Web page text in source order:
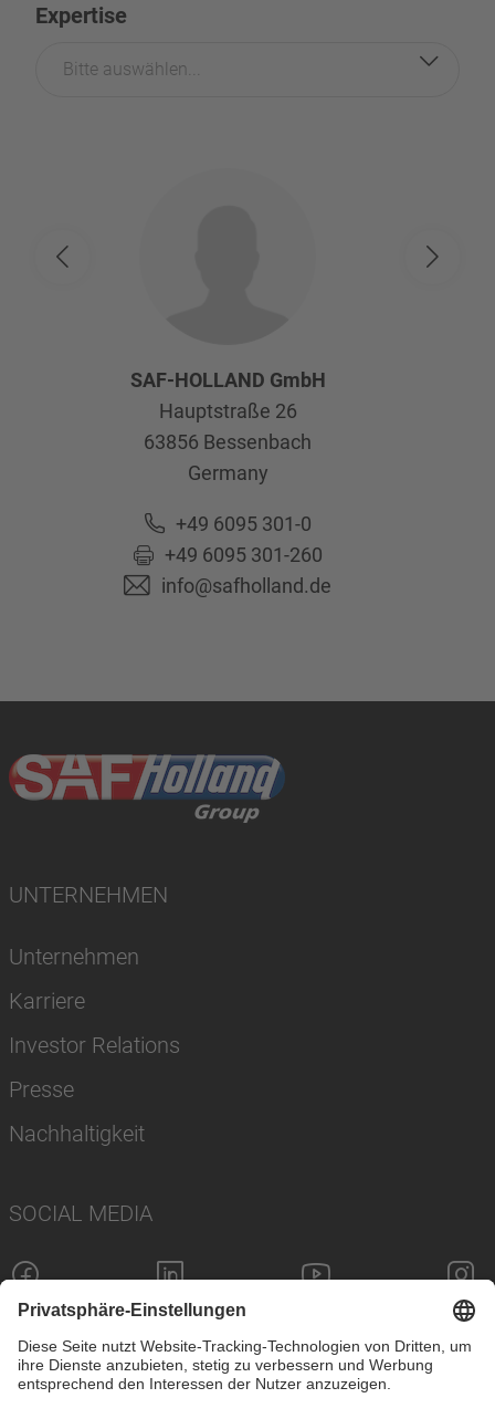
Expertise
Bitte auswählen...
SAF-HOLLAND GmbH
Hauptstraße 26
63856 Bessenbach
Germany
+49 6095 301-0
+49 6095 301-260
info@safholland.de
UNTERNEHMEN
Unternehmen
Karriere
Investor Relations
Presse
Nachhaltigkeit
SOCIAL MEDIA